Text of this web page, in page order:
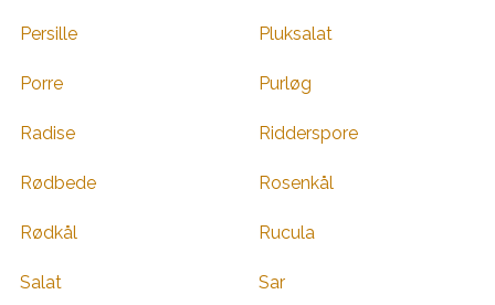
Persille Pluksalat
Porre Purløg
Radise Ridderspore
Rødbede Rosenkål
Rødkål Rucula
Salat Sar